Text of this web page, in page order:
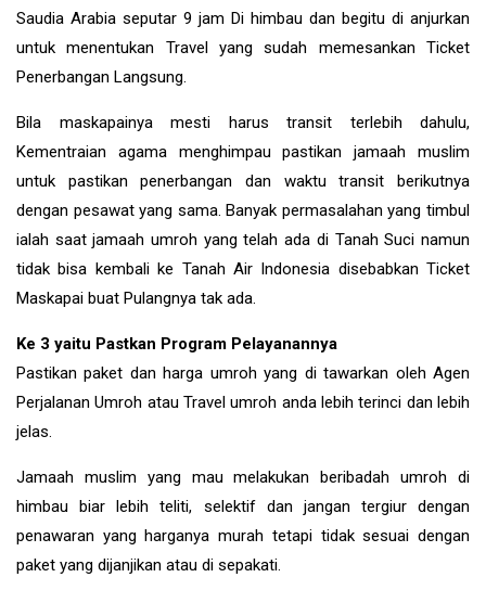
Saudia Arabia seputar 9 jam Di himbau dan begitu di anjurkan
untuk menentukan Travel yang sudah memesankan Ticket
Penerbangan Langsung.
Bila maskapainya mesti harus transit terlebih dahulu,
Kementraian agama menghimpau pastikan jamaah muslim
untuk pastikan penerbangan dan waktu transit berikutnya
dengan pesawat yang sama. Banyak permasalahan yang timbul
ialah saat jamaah umroh yang telah ada di Tanah Suci namun
tidak bisa kembali ke Tanah Air Indonesia disebabkan Ticket
Maskapai buat Pulangnya tak ada.
Ke 3 yaitu Pastkan Program Pelayanannya
Pastikan paket dan harga umroh yang di tawarkan oleh Agen
Perjalanan Umroh atau Travel umroh anda lebih terinci dan lebih
jelas.
Jamaah muslim yang mau melakukan beribadah umroh di
himbau biar lebih teliti, selektif dan jangan tergiur dengan
penawaran yang harganya murah tetapi tidak sesuai dengan
paket yang dijanjikan atau di sepakati.